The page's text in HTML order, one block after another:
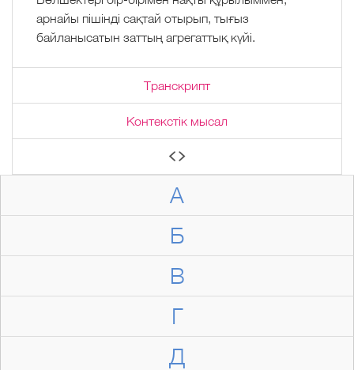
А
Б
В
Г
Д
арнайы пішінді сақтай отырып, тығыз
байланысатын заттың агрегаттық күйі.
Транскрипт
Контекстік мысал